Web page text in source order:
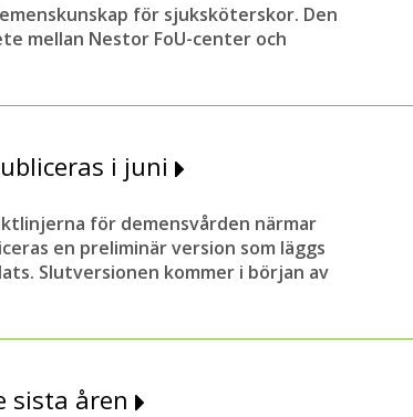
för sjuksköterskor. Den
mellan Nestor FoU-center och
i juni
för demensvården närmar
en preliminär version som läggs
Slutversionen kommer i början av
sista åren